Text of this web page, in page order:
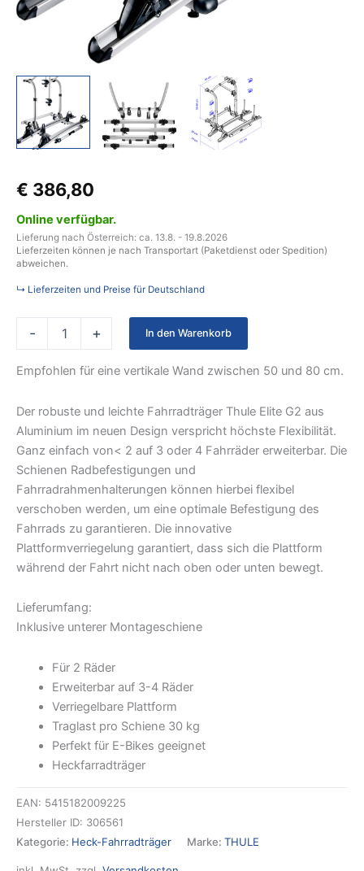
€ 386,80
Online verfügbar.
Lieferung nach Österreich: ca. 13.8. - 19.8.2026
Lieferzeiten können je nach Transportart (Paketdienst oder Spedition)
abweichen.
↳ Lieferzeiten und Preise für Deutschland
- + In den Warenkorb
Empfohlen für eine vertikale Wand zwischen 50 und 80 cm.
Der robuste und leichte Fahrradträger Thule Elite G2 aus
Aluminium im neuen Design verspricht höchste Flexibilität.
Ganz einfach von< 2 auf 3 oder 4 Fahrräder erweiterbar. Die
Schienen Radbefestigungen und
Fahrradrahmenhalterungen können hierbei flexibel
verschoben werden, um eine optimale Befestigung des
Fahrrads zu garantieren. Die innovative
Plattformverriegelung garantiert, dass sich die Plattform
während der Fahrt nicht nach oben oder unten bewegt.
Lieferumfang:
Inklusive unterer Montageschiene
Für 2 Räder
Erweiterbar auf 3-4 Räder
Verriegelbare Plattform
Traglast pro Schiene 30 kg
Perfekt für E-Bikes geeignet
Heckfarradträger
EAN: 5415182009225
Hersteller ID: 306561
Kategorie: Heck-Fahrradträger Marke: THULE